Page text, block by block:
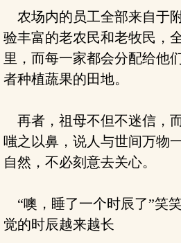
农场内的员工全部来自于
验丰富的老农民和老牧民，
里，而每一家都会分配给他
者种植蔬果的田地。
再者，祖母不但不迷信，
嗤之以鼻，说人与世间万物
自然，不必刻意去关心。
“噢，睡了一个时辰了”笑
觉的时辰越来越长